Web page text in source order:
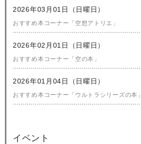
2026年03月01日（日曜日）
おすすめ本コーナー「空想アトリエ」
2026年02月01日（日曜日）
おすすめ本コーナー「空の本」
2026年01月04日（日曜日）
おすすめ本コーナー「ウルトラシリーズの本」
イベント